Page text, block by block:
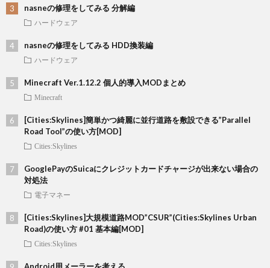
nasneの修理をしてみる 分解編
ハードウェア
nasneの修理をしてみる HDD換装編
ハードウェア
Minecraft Ver.1.12.2 個人的導入MODまとめ
Minecraft
[Cities:Skylines]簡単かつ綺麗に並行道路を敷設できる”Parallel
Road Tool”の使い方[MOD]
Cities:Skylines
GooglePayのSuicaにクレジットカードチャージが出来ない場合の
対処法
電子マネー
[Cities:Skylines]大規模道路MOD”CSUR”(Cities:Skylines Urban
Road)の使い方 #01 基本編[MOD]
Cities:Skylines